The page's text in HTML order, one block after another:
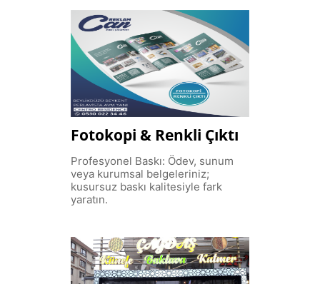
Fotokopi & Renkli Çıktı
Profesyonel Baskı: Ödev, sunum
veya kurumsal belgeleriniz;
kusursuz baskı kalitesiyle fark
yaratın.